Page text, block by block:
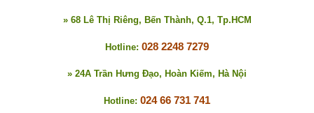
» 68 Lê Thị Riêng, Bến Thành, Q.1, Tp.HCM
Hotline: 028 2248 7279
» 24A Trần Hưng Đạo, Hoàn Kiếm, Hà Nội
Hotline: 024 66 731 741